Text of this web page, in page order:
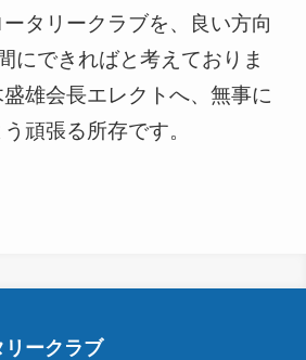
タリークラブを、良い方向
にできればと考えておりま
雄会長エレクトへ、無事に
頑張る所存です。
リークラブ